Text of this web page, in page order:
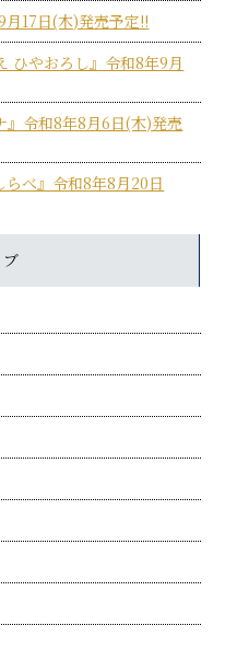
月17日(木)発売予定!!
ひやおろし』令和8年9月
』令和8年8月6日(木)発売
べ』令和8年8月20日
ブ